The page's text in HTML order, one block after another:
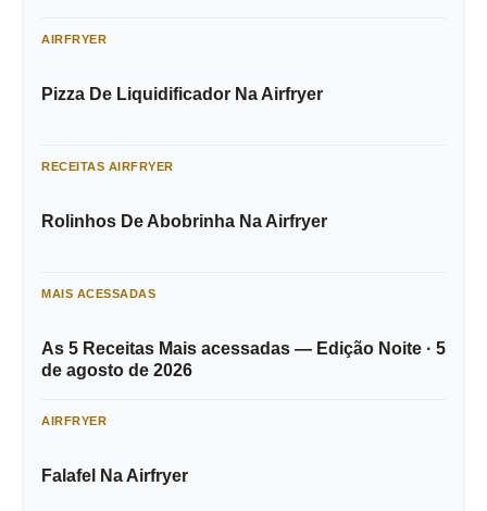
AIRFRYER
Pizza De Liquidificador Na Airfryer
RECEITAS AIRFRYER
Rolinhos De Abobrinha Na Airfryer
MAIS ACESSADAS
As 5 Receitas Mais acessadas — Edição Noite · 5
de agosto de 2026
AIRFRYER
Falafel Na Airfryer